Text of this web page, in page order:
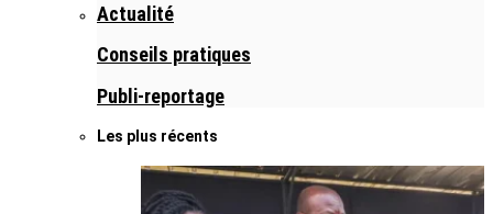
Actualité
Conseils pratiques
Publi-reportage
Les plus récents